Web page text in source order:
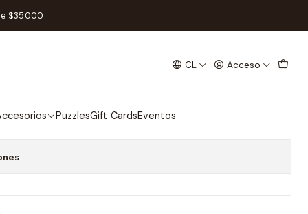
CL Acceso
PuzzlesGift CardsEventos
$35.000
Racial Salo - Faerie
Salo - Faerie